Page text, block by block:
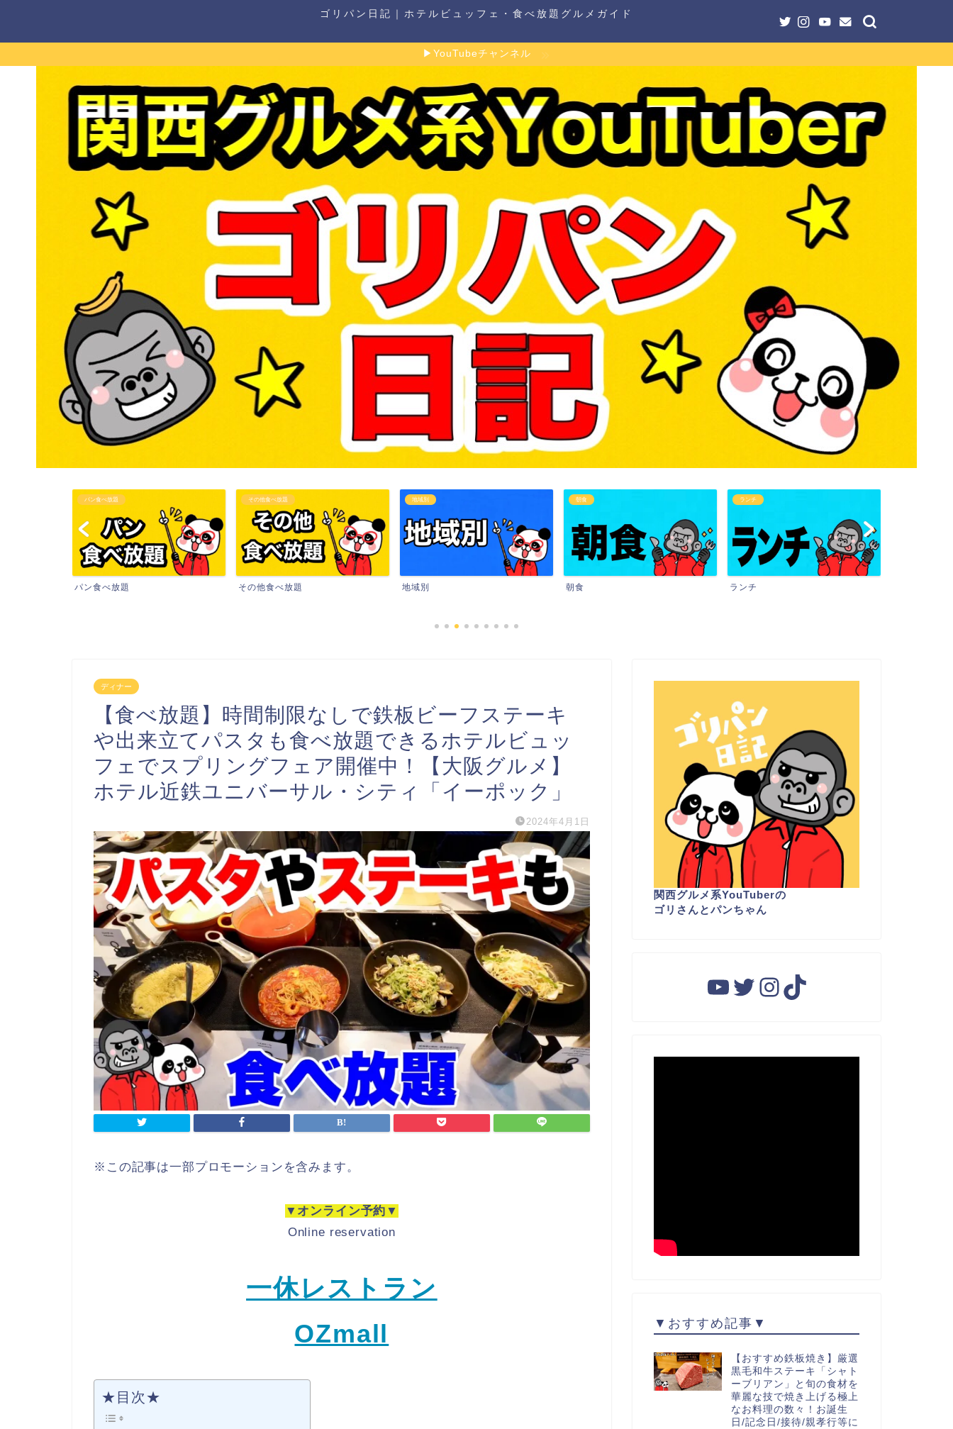
ゴリパン日記｜ホテルビュッフェ・食べ放題グルメガイド
▶YouTubeチャンネル
パン食べ放題
パン食べ放題
その他食べ放題
その他食べ放題
地域別
地域別
朝食
朝食
ランチ
ランチ
ディナー
【食べ放題】時間制限なしで鉄板ビーフステーキ
や出来立てパスタも食べ放題できるホテルビュッ
フェでスプリングフェア開催中！【大阪グルメ】
ホテル近鉄ユニバーサル・シティ「イーポック」
2024年4月1日
※この記事は一部プロモーションを含みます。
▼オンライン予約▼
Online reservation
一休レストラン
OZmall
★目次★
関西グルメ系YouTuberの
ゴリさんとパンちゃん
▼おすすめ記事▼
【おすすめ鉄板焼き】厳選
黒毛和牛ステーキ「シャト
ーブリアン」と旬の食材を
華麗な技で焼き上げる極上
なお料理の数々！お誕生
日/記念日/接待/親孝行等に